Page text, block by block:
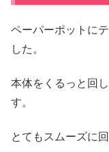
ペーパーポットに
した。
本体をくるっと回
す。
とてもスムーズに回